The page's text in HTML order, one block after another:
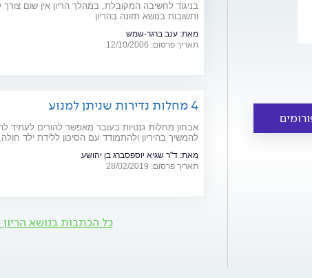
בניגוד לחשיבה המקובלת, במהלך הריון אין שום
ותשובות בנושא תזונה בהריון
מאת: ענב ברגר-שמש
תאריך פרסום: 12/10/2006
4 מחלות נדירות שניתן למנוע
אבחון מחלות גנטיות בעובר מאפשר להורים לעתיד
להמשיך בהיריון ולהתמודד עם הסיכון ללידת ילד
מאת: ד"ר שגיא יוספסברג בן יהושע
תאריך פרסום: 28/02/2019
כל הכתבות בנושא הריון